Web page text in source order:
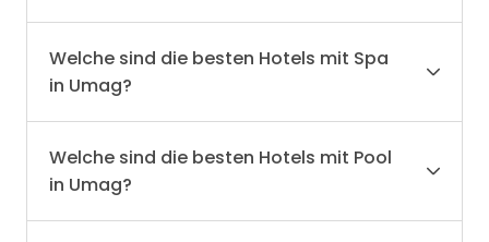
Welche sind die besten Hotels mit Spa
in Umag?
Welche sind die besten Hotels mit Pool
in Umag?